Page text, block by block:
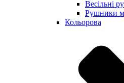
Весільні
Рушники
Кольорова